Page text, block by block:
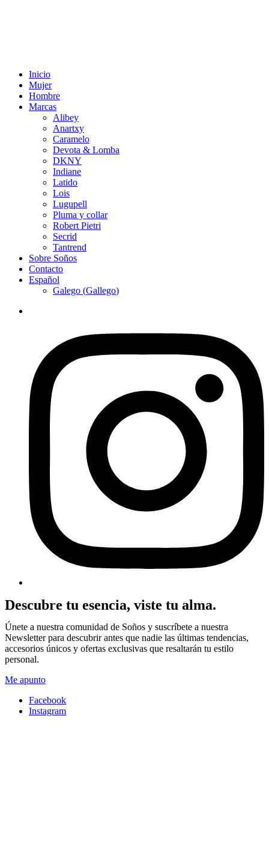
Inicio
Mujer
Hombre
Marcas
Alibey
Anartxy
Caramelo
Devota & Lomba
DKNY
Indiane
Latido
Lois
Lugupell
Pluma y collar
Robert Pietri
Secrid
Tantrend
Sobre Soños
Contacto
Español
Galego (Gallego)
Descubre tu esencia, viste tu alma.
Únete a nuestra comunidad de Soños y suscríbete a nuestra
Newsletter para descubrir antes que nadie las últimas tendencias,
accesorios únicos y ofertas exclusivas que resaltarán tu estilo
personal.
Me apunto
Facebook
Instagram